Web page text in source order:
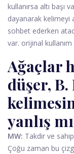
kullanırsa altı başı
dayanarak kelimeyi
sohbet ederken
var. orijinal
Ağaçlar
düşer,
yanlış
MW: Takdir ve
Çoğu zaman bu